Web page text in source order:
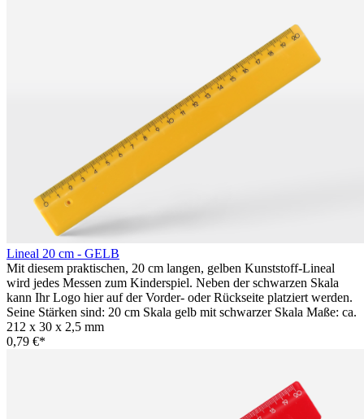
Lineal 20 cm - GELB
Mit diesem praktischen, 20 cm langen, gelben Kunststoff-Lineal
wird jedes Messen zum Kinderspiel. Neben der schwarzen Skala
kann Ihr Logo hier auf der Vorder- oder Rückseite platziert werden.
Seine Stärken sind: 20 cm Skala gelb mit schwarzer Skala Maße: ca.
212 x 30 x 2,5 mm
0,79 €*